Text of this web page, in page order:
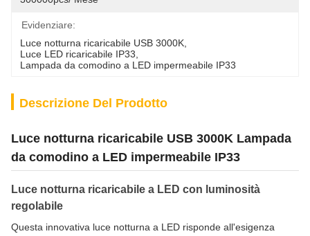
Evidenziare:
Luce notturna ricaricabile USB 3000K
Luce LED ricaricabile IP33
Lampada da comodino a LED impermeabile IP33
Descrizione Del Prodotto
Luce notturna ricaricabile USB 3000K Lampada
da comodino a LED impermeabile IP33
Luce notturna ricaricabile a LED con luminosità
regolabile
Questa innovativa luce notturna a LED risponde all'esigenza